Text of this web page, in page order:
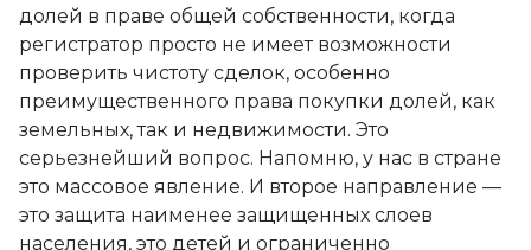
долей в праве общей собственности, когда
регистратор просто не имеет возможности
проверить чистоту сделок, особенно
преимущественного права покупки долей, как
земельных, так и недвижимости. Это
серьезнейший вопрос. Напомню, у нас в стране
это массовое явление. И второе направление —
это защита наименее защищенных слоев
населения, это детей и ограниченно